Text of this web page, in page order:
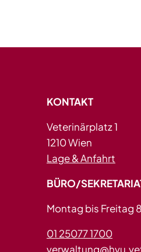
KONTAKT
Veterinärplatz 1
1210 Wien
Lage & Anfahrt
BÜRO/
Montag bis Freitag
01 25077 1700